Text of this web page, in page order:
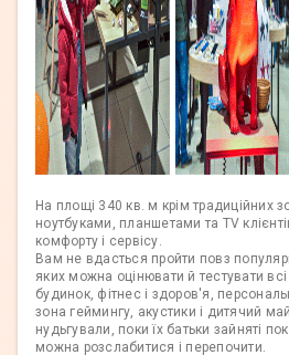
На площі 340 кв. м крім традиційних
ноутбуками, планшетами та TV
комфорту і сервісу.
Вам не вдасться пройти повз
яких можна оцінювати й тестувати
будинок, фітнес і здоров'я,
зона геймингу, акустики і дитячий
нудьгували, поки їх батьки зайняті
можна розслабитися і перепочити.